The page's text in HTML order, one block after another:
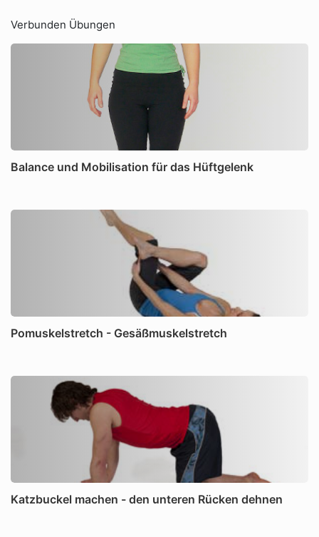
Verbunden Übungen
Balance und Mobilisation für das Hüftgelenk
Pomuskelstretch - Gesäßmuskelstretch
Katzbuckel machen - den unteren Rücken dehnen